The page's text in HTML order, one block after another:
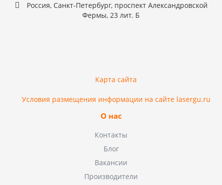
Россия, Санкт-Петербург, проспект Александровской
Фермы, 23 лит. Б
Карта сайта
Условия размещения информации на сайте lasergu.ru
О нас
Контакты
Блог
Вакансии
Производители